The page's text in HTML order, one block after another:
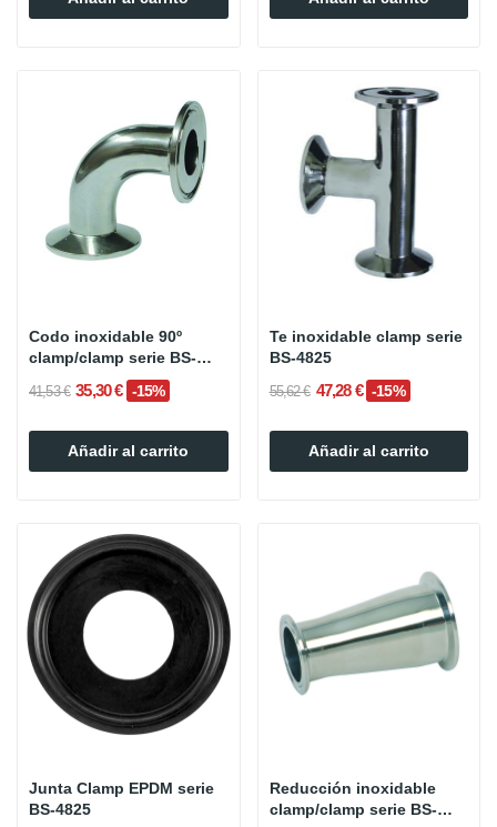
Codo inoxidable 90º
clamp/clamp serie BS-
41,53 € 35,30 € -15%
Añadir al carrito
Te inoxidable clamp serie
BS-4825
55,62 € 47,28 € -15%
Añadir al carrito
Junta Clamp EPDM serie
BS-4825
Reducción inoxidable
clamp/clamp serie BS-